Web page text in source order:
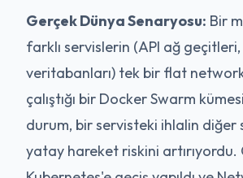
Gerçek Dünya Senaryosu: Bir
farklı servislerin (API ağ
veritabanları) tek bir flat
çalıştığı bir Docker Swarm
durum, bir servisteki ihlalin diğer
yatay hareket riskini artırıyordu.